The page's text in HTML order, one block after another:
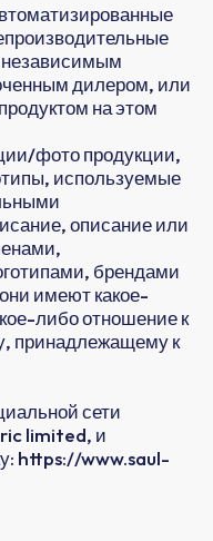
независимым
дилером, или
на этом
фото продукции,
используемые
описание или
брендами
имеют какое-
либо отношение к
принадлежащему к
сети
limited, и
https://www.saul-